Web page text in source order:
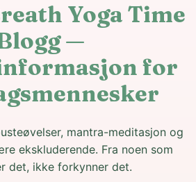
Yoga Time
—
for
mantra-meditasjon og
ekskluderende. Fra noen som
det, ikke forkynner det.